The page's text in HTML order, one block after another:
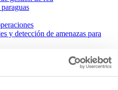
y detección de amenazas para
banda ancha sobre líneas